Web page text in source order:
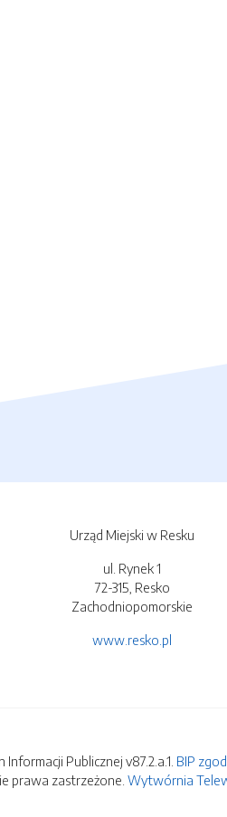
Urząd Miejski w Resku
ul. Rynek 1
72-315, Resko
Zachodniopomorskie
www.resko.pl
Informacji Publicznej v87.2.a.1. BIP
prawa zastrzeżone. Wytwórnia